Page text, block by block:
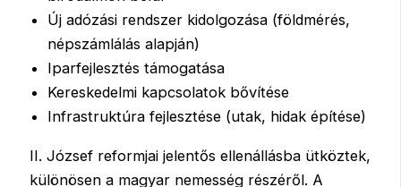
Új adózási rendszer kidolgozása (földmérés,
népszámlálás alapján)
Iparfejlesztés támogatása
Kereskedelmi kapcsolatok bővítése
Infrastruktúra fejlesztése (utak, hidak építése)
II. József reformjai jelentős ellenállásba ütköztek,
különösen a magyar nemesség részéről. A